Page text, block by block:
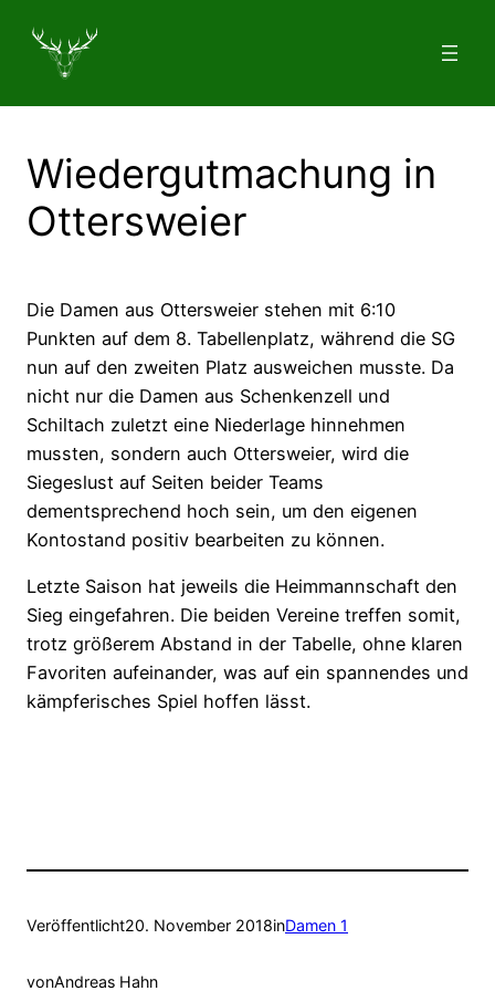
Inhalt
springen
Wiedergutmachung in
Ottersweier
Die Damen aus Ottersweier stehen mit 6:10
Punkten auf dem 8. Tabellenplatz, während die SG
nun auf den zweiten Platz ausweichen musste. Da
nicht nur die Damen aus Schenkenzell und
Schiltach zuletzt eine Niederlage hinnehmen
mussten, sondern auch Ottersweier, wird die
Siegeslust auf Seiten beider Teams
dementsprechend hoch sein, um den eigenen
Kontostand positiv bearbeiten zu können.
Letzte Saison hat jeweils die Heimmannschaft den
Sieg eingefahren. Die beiden Vereine treffen somit,
trotz größerem Abstand in der Tabelle, ohne klaren
Favoriten aufeinander, was auf ein spannendes und
kämpferisches Spiel hoffen lässt.
Veröffentlicht20. November 2018inDamen 1
vonAndreas Hahn